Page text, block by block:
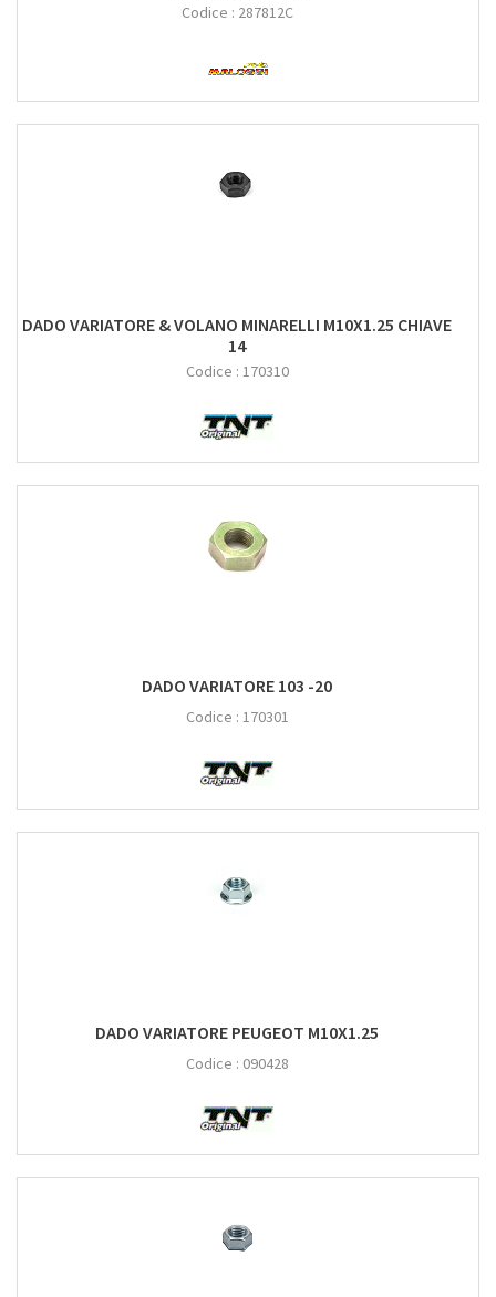
Codice : 287812C
DADO VARIATORE & VOLANO MINARELLI M10X1.25 CHIAVE
14
Codice : 170310
DADO VARIATORE 103 -20
Codice : 170301
DADO VARIATORE PEUGEOT M10X1.25
Codice : 090428